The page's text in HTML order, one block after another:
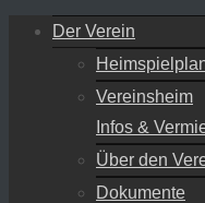
Der Verein
Vereinsheim
Infos &
Über den
Dokumente